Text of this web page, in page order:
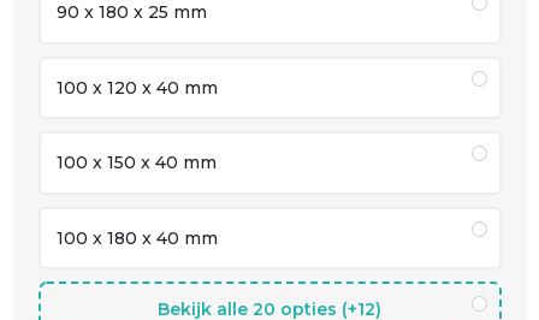
90 x 180 x 25 mm
100 x 120 x 40 mm
100 x 150 x 40 mm
100 x 180 x 40 mm
Bekijk alle 20 opties (+12)